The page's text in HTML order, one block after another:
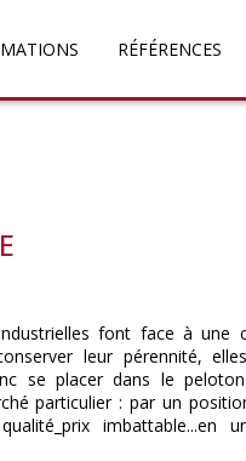
RÉFÉRENCES
font face à une
leur pérennité,
se placer dans le
particulier : par un
imbattable...en